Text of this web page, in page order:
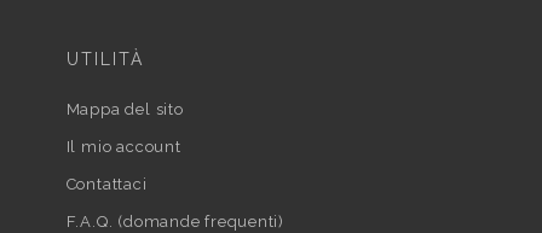
UTILITÀ
Mappa del sito
Il mio account
Contattaci
F.A.Q. (domande frequenti)